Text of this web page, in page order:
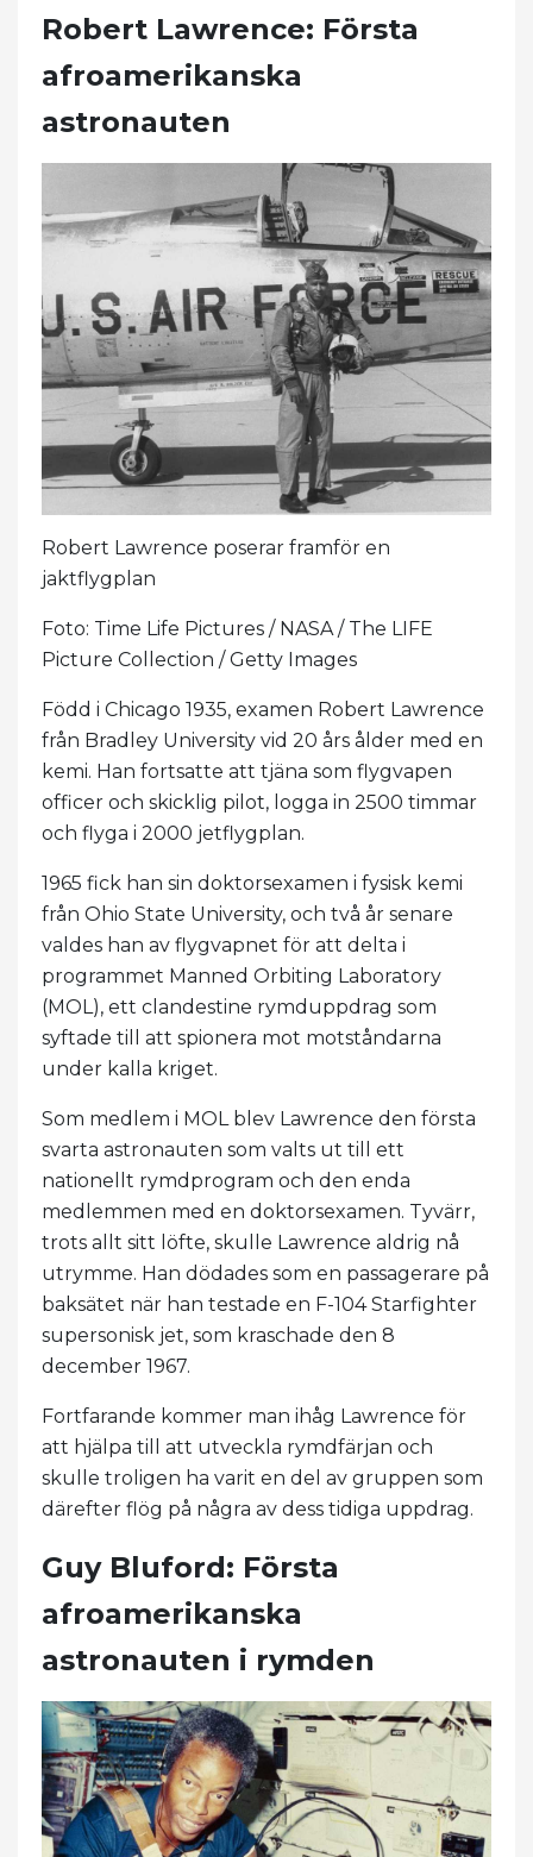
Robert Lawrence: Första
afroamerikanska
astronauten
Robert Lawrence poserar framför en
jaktflygplan
Foto: Time Life Pictures / NASA / The LIFE
Picture Collection / Getty Images
Född i Chicago 1935, examen Robert Lawrence
från Bradley University vid 20 års ålder med en
kemi. Han fortsatte att tjäna som flygvapen
officer och skicklig pilot, logga in 2500 timmar
och flyga i 2000 jetflygplan.
1965 fick han sin doktorsexamen i fysisk kemi
från Ohio State University, och två år senare
valdes han av flygvapnet för att delta i
programmet Manned Orbiting Laboratory
(MOL), ett clandestine rymduppdrag som
syftade till att spionera mot motståndarna
under kalla kriget.
Som medlem i MOL blev Lawrence den första
svarta astronauten som valts ut till ett
nationellt rymdprogram och den enda
medlemmen med en doktorsexamen. Tyvärr,
trots allt sitt löfte, skulle Lawrence aldrig nå
utrymme. Han dödades som en passagerare på
baksätet när han testade en F-104 Starfighter
supersonisk jet, som kraschade den 8
december 1967.
Fortfarande kommer man ihåg Lawrence för
att hjälpa till att utveckla rymdfärjan och
skulle troligen ha varit en del av gruppen som
därefter flög på några av dess tidiga uppdrag.
Guy Bluford: Första
afroamerikanska
astronauten i rymden